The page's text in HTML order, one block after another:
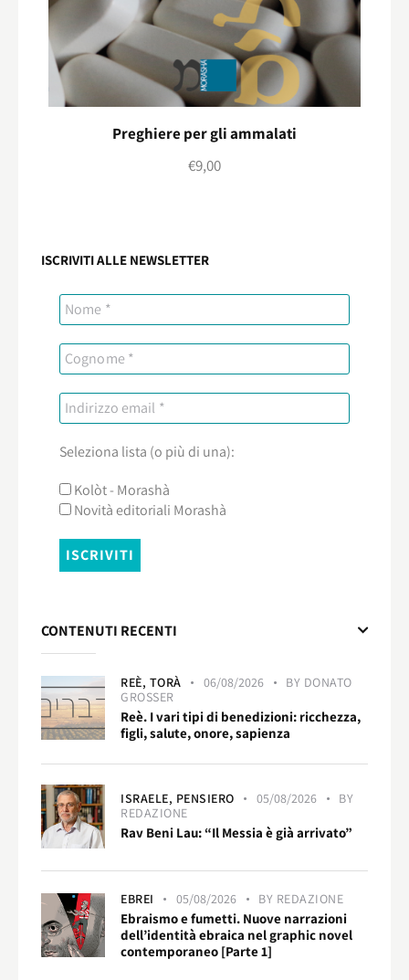
Preghiere per gli ammalati
€9,00
ISCRIVITI ALLE NEWSLETTER
Seleziona lista (o più di una):
Kolòt - Morashà
Novità editoriali Morashà
CONTENUTI RECENTI
REÈ, TORÀ 06/08/2026 BY DONATO
GROSSER
Reè. I vari tipi di benedizioni: ricchezza,
figli, salute, onore, sapienza
ISRAELE, PENSIERO 05/08/2026
BY
REDAZIONE
Rav Beni Lau: “Il Messia è già arrivato”
EBREI 05/08/2026 BY REDAZIONE
Ebraismo e fumetti. Nuove narrazioni
dell’identità ebraica nel graphic novel
contemporaneo [Parte 1]